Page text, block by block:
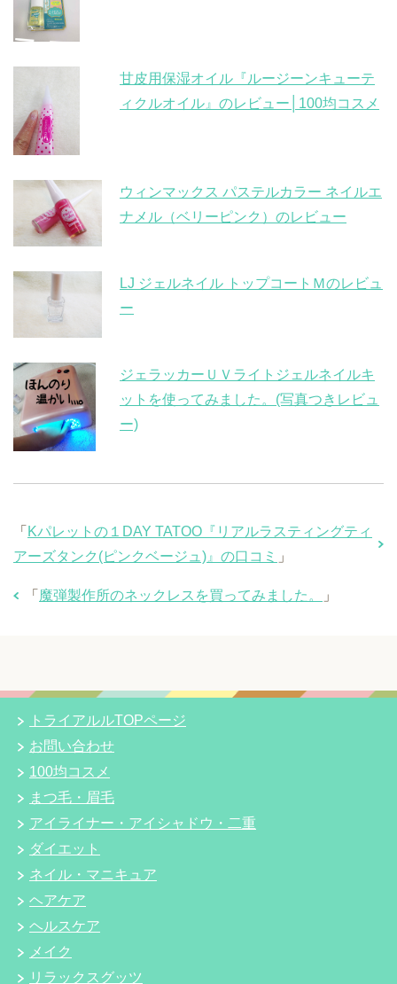
甘皮用保湿オイル『ルージーンキューテ
ィクルオイル』のレビュー│100均コスメ
ウィンマックス パステルカラー ネイルエ
ナメル（ベリーピンク）のレビュー
LJ ジェルネイル トップコートＭのレビュ
ー
ジェラッカーＵＶライトジェルネイルキ
ットを使ってみました。(写真つきレビュ
ー)
「 Kパレットの１DAY TATOO『リアルラスティングティ
アーズタンク(ピンクベージュ)』の口コミ 」
「 魔弾製作所のネックレスを買ってみました。 」
トライアルルTOPページ
お問い合わせ
100均コスメ
まつ毛・眉毛
アイライナー・アイシャドウ・二重
ダイエット
ネイル・マニキュア
ヘアケア
ヘルスケア
メイク
リラックスグッツ